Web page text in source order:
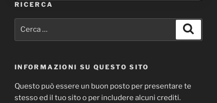
RICERCA
INFORMAZIONI SU QUESTO SITO
Questo può essere un buon posto per presentare te
stesso ed il tuo sito o per includere alcuni crediti.